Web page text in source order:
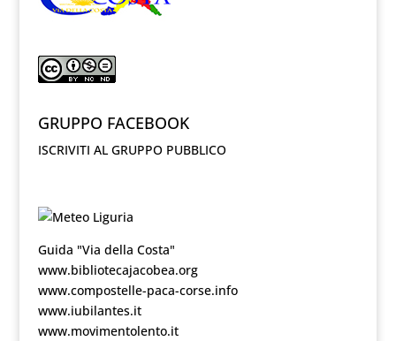
GRUPPO FACEBOOK
ISCRIVITI AL GRUPPO PUBBLICO
Guida "Via della Costa"
www.bibliotecajacobea.org
www.compostelle-paca-corse.info
www.iubilantes.it
www.movimentolento.it